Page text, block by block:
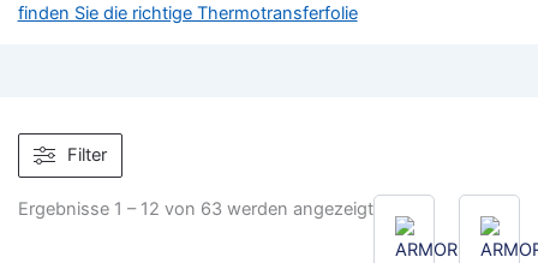
finden Sie die richtige Thermotransferfolie
Filter
Ergebnisse 1 – 12 von 63 werden angezeigt